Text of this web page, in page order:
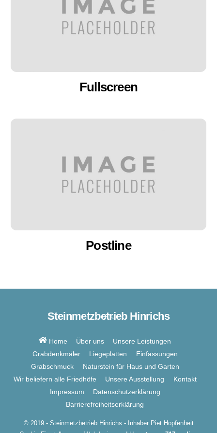
Fullscreen
Postline
Back
Top
Steinmetzbetrieb Hinrichs
Home Über uns
Unsere Leistungen
Grabdenkmäler
Liegeplatten
Einfassungen
Grabschmuck
Naturstein für Haus und Garten
Wir beliefern alle Friedhöfe
Unsere Ausstellung
Kontakt
Impressum
Datenschutzerklärung
Barrierefreiheitserklärung
© 2019 - Steinmetzbetrieb Hinrichs - Inhaber Piet Hopfenheit